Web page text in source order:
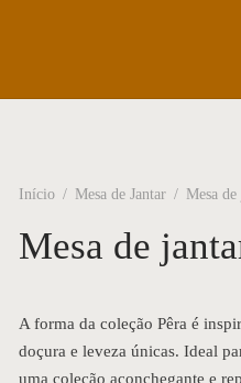
Início / Mesa de Jantar / Mesa
Mesa de
A forma da coleção Pêra é
doçura e leveza únicas. Ideal
uma coleção aconchegante e